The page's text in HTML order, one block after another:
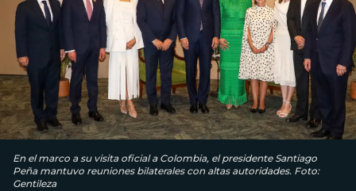
En el marco a su visita oficial a Colombia, el presidente Santiago
Peña mantuvo reuniones bilaterales con altas autoridades. Foto:
Gentileza